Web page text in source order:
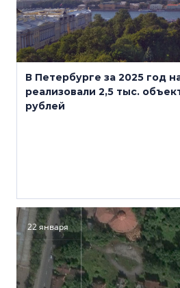
В Петербурге за 2025 год
реализовали 2,5 тыс.
рублей
22 января